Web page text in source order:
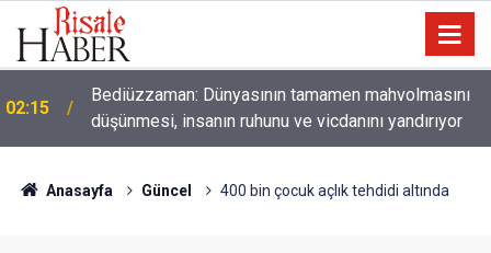
01:45 Paçalarını yerde sürünmeyecek şekilde yukarıda tut
Anasayfa Güncel 400 bin çocuk açlık tehdidi altında